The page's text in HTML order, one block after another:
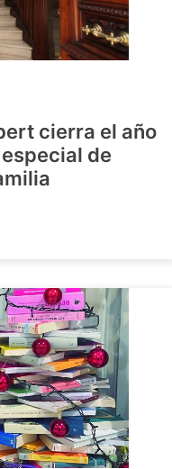
cierra el año
de